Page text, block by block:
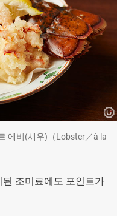
에비(새우)（Lobster／à la
조미료에도 포인트가